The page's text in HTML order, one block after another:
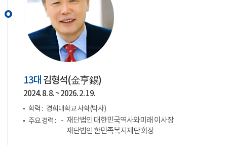
13대 김형석(金亨錫)
2024. 8. 8. ~ 2026. 2. 19.
학력 : 경희대학교 사학(박사)
주요 경력 :
재단법인 대한민국역사와미래 이사장
재단법인 한민족복지재단 회장